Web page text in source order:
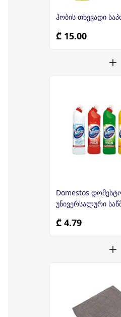
ჰობის თხევადი
₾ 15.00
Domestos
უნივერსალური
₾ 4.79